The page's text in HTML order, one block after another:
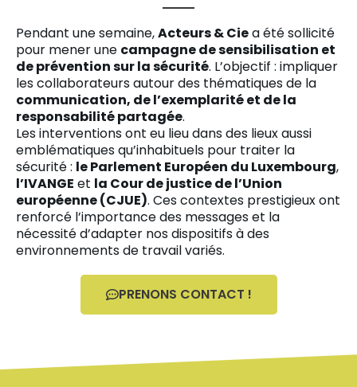
Pendant une semaine,Acteurs & Ciea été sollicité
pour mener une campagne de sensibilisation et
de prévention sur la sécurité. L’objectif : impliquer
les collaborateurs autour des thématiques de la
communication, de l’exemplarité et de la
responsabilité partagée.
Les interventions ont eu lieu dans des lieux aussi
emblématiques qu’inhabituels pour traiter la
sécurité : le Parlement Européen du Luxembourg,
l’IVANGE et la Cour de justice de l’Union
européenne (CJUE). Ces contextes prestigieux ont
renforcé l’importance des messages et la
nécessité d’adapter nos dispositifs à des
environnements de travail variés.
PRENONS CONTACT !